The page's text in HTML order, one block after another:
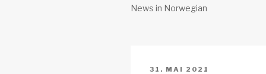
News in Norwegian
PUBLISERT
31. MAI 2021